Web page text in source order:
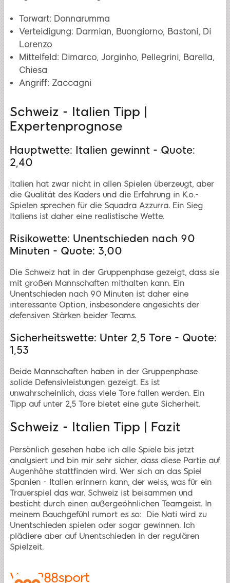
Torwart: Donnarumma
Verteidigung: Darmian, Buongiorno, Bastoni, Di
Lorenzo
Mittelfeld: Dimarco, Jorginho, Pellegrini, Barella,
Chiesa
Angriff: Zaccagni
Schweiz - Italien Tipp |
Expertenprognose
Hauptwette: Italien gewinnt - Quote:
2,40
Italien hat zwar nicht in allen Spielen überzeugt, aber
die Qualität des Kaders und die Erfahrung in K.o.-
Spielen sprechen für die Squadra Azzurra. Ein Sieg
Italiens ist daher eine realistische Wette.
Risikowette: Unentschieden nach 90
Minuten - Quote: 3,00
Die Schweiz hat in der Gruppenphase gezeigt, dass sie
mit großen Mannschaften mithalten kann. Ein
Unentschieden nach 90 Minuten ist daher eine
interessante Option, insbesondere angesichts der
defensiven Stärken beider Teams.
Sicherheitswette: Unter 2,5 Tore - Quote:
1,53
Beide Mannschaften haben in der Gruppenphase
solide Defensivleistungen gezeigt. Es ist
unwahrscheinlich, dass viele Tore fallen werden. Ein
Tipp auf unter 2,5 Tore bietet eine gute Sicherheit.
Schweiz - Italien Tipp | Fazit
Persönlich gesehen habe ich alle Spiele bis jetzt
analysiert und bin mir sehr sicher, dass diese Partie auf
Augenhöhe stattfinden wird. Wer sich an das Spiel
Spanien - Italien erinnern kann, der weiss, was für ein
Trauerspiel das war. Schweiz ist beisammen und
besticht durch einen außergeöhnlichen Teamgeist. In
meinem Bauchgefühl rumort es so: Die Nati wird zu
Unentschieden spielen oder sogar gewinnen. Ich
plädiere aber auf Unentschieden in der regulären
Spielzeit.
Von888sport